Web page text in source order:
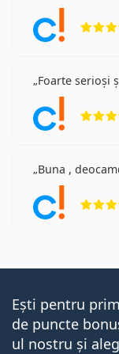
Foarte serioși
Buna ,
Ești pentru
de puncte
ul nostru și